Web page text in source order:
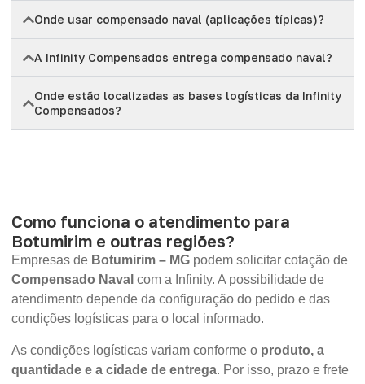
Onde usar compensado naval (aplicações típicas)?
A Infinity Compensados entrega compensado naval?
Onde estão localizadas as bases logísticas da Infinity
Compensados?
Como funciona o atendimento para
Botumirim e outras regiões?
Empresas de Botumirim – MG podem solicitar cotação de
Compensado Naval com a Infinity. A possibilidade de
atendimento depende da configuração do pedido e das
condições logísticas para o local informado.
As condições logísticas variam conforme o produto, a
quantidade e a cidade de entrega. Por isso, prazo e frete